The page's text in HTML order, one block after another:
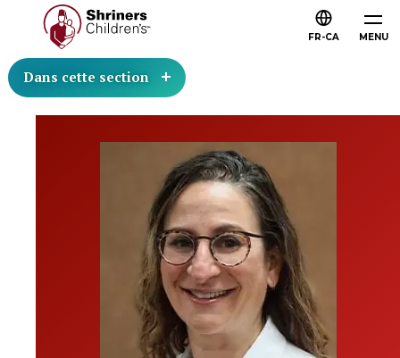
MENU
FR-CA
Dans cette section